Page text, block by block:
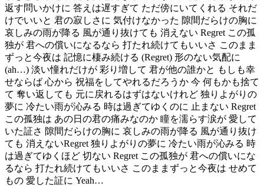
返す問いかけに 答えは遅すぎて ただ傍にいてくれる それだ
けでいいと 君の寂しさに 気付けなかった 隙間だらけの胸に
哀しみの雨が降る 風が通り抜けても 消えない Regret この孤
独が 君への償いになるなら 打たれ続けてもいいさ このまま
ずっと今夜は 記憶に棲み続ける (Regret) 形のない気配に
(ah…) 淡い憧れだけが 彩り増して 君が他の誰かと もしも幸
せならば 心から 祝福をしてやれるだろうか 今 何もかも捨て
て 奪い返しても 元に戻れるはずはないけれど 独りよがりの
夢に 冷たい雨が沁みる 時は過ぎてゆくのに 止まない Regret
この孤独は あの日の君の痛みなのか 瞳を濡らす涙が 愛して
いた証さ 隙間だらけの胸に 哀しみの雨が降る 風が通り抜け
ても 消えないRegret 独りよがりの夢に 冷たい雨が沁みる 時
は過ぎてゆくほど 切ない Regret この孤独が 君への償いにな
るなら 打たれ続けてもいいさ このままずっと今夜は せめて
もの 愛した証に Yeah…